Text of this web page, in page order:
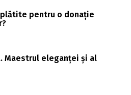
pentru o donație
Maestrul eleganței și al